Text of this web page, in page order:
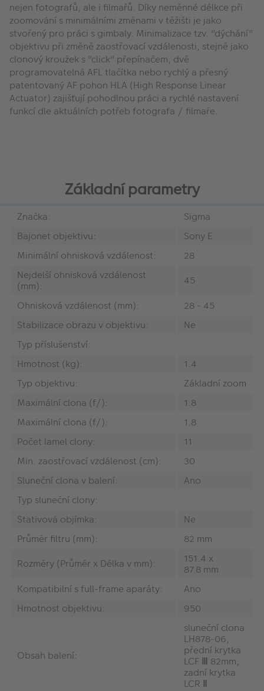
nejen fotografů, ale i filmařů. Díky neměnné délkce při
zoomování s minimálními změnami v těžišti je jako
stvořený pro práci s gimbaly. Minimalizace tzv. "dýchání"
objektivu při změně zaostřovací vzdálenosti, stejně jako
clonový kroužek s "click" přepínačem, dvě
programovatelná AFL tlačítka nebo rychlý a přesný
patentovaný AF pohon HLA (High Response Linear
Actuator) zajišťují pohodlnou práci a rychlé nastavení
funkcí dle aktuálních potřeb fotografa / filmaře.
Základní parametry
Značka:
Sigma
Bajonet objektivu:
Sony E
Minimální ohnisková vzdálenost:
28
Nejdelší ohnisková vzdálenost
(mm):
45
Ohnisková vzdálenost (mm):
28 - 45
Stabilizace obrazu v objektivu:
Ne
Typ příslušenství:
Hmotnost (kg):
1.4
Typ objektivu:
Základní zoom
Maximální clona (f/):
1.8
Maximální clona (f/):
1.8
Počet lamel clony:
11
Min. zaostřovací vzdálenost (cm):
30
Sluneční clona v balení:
Ano
Typ sluneční clony:
Stativová objímka:
Ne
Průměr filtru (mm):
82 mm
Rozměry (Průměr x Délka v mm):
151.4 x
87.8 mm
Kompatibilní s full-frame aparáty:
Ano
Hmotnost objektivu:
950
Obsah balení:
sluneční clona
LH878-06,
přední krytka
LCF Ⅲ 82mm,
zadní krytka
LCR Ⅱ